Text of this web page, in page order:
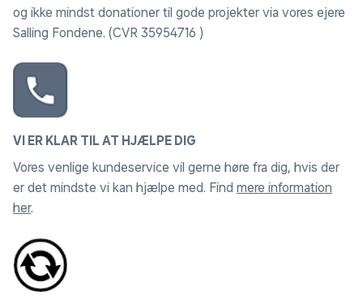
og ikke mindst donationer til gode projekter via vores ejere
Salling Fondene. (CVR 35954716 )
VI ER KLAR TIL AT HJÆLPE DIG
Vores venlige kundeservice vil gerne høre fra dig, hvis der
er det mindste vi kan hjælpe med. Find mere information
her.